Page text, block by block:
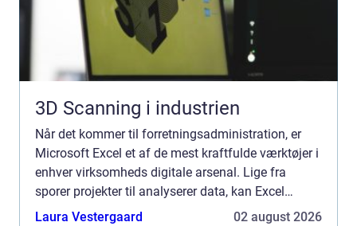
3D Scanning i industrien
Når det kommer til forretningsadministration, er
Microsoft Excel et af de mest kraftfulde værktøjer i
enhver virksomheds digitale arsenal. Lige fra
sporer projekter til analyserer data, kan Excel
strømline flere processer og...
Laura Vestergaard 02 august 2026